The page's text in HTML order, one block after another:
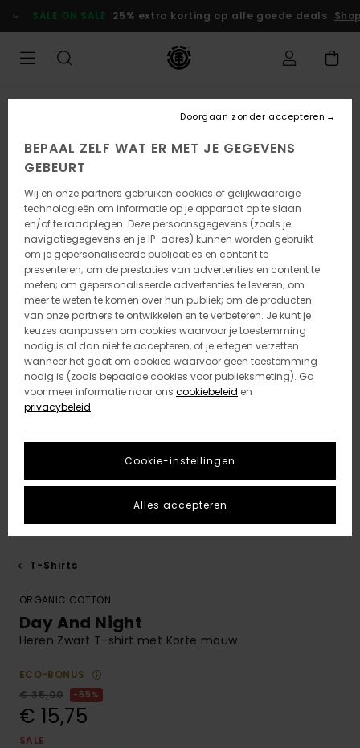
naar
Productinformatie
SALE ON SALE 25% extra korting op alle goede deals
T-Shirts
ORGANIC COTTON
Day And Night
Heren Zwart T-shirt met Korte mouw
ECO-BONUS
€ 35,00
55%
€ 15,75
SALE
BEPAAL ZELF WAT ER MET JE GEGEVENS
GEBEURT
Wij en onze partners gebruiken cookies of gelijkwaardige
technologieën om informatie op je apparaat op te slaan
en/of te raadplegen. Deze persoonsgegevens (zoals je
navigatiegegevens en je IP-adres) kunnen worden gebruikt
om je gepersonaliseerde publicaties en content te
presenteren; om de prestaties van advertenties en content te
meten; om gepersonaliseerde advertenties te leveren; om
meer te weten te komen over hun publiek; om de producten
van onze partners te ontwikkelen en te verbeteren. Je kunt je
keuzes aanpassen om cookies waarvoor je toestemming
nodig is al dan niet te accepteren, of je ertegen verzetten
wanneer het gaat om cookies waarvoor geen toestemming
nodig is (zoals bepaalde cookies voor publieksmeting). Ga
voor meer informatie naar ons cookiebeleid en
privacybeleid
Cookie-instellingen
Doorgaan zonder accepteren
Alles accepteren